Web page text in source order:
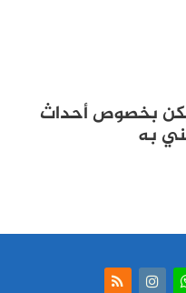
يكن بخصوص أحداث
به